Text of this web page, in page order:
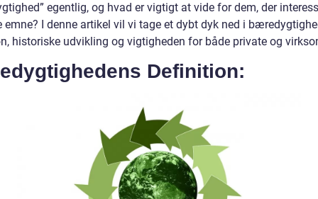
egentlig, og hvad er vigtigt at vide for dem, der
emne? I denne artikel vil vi tage et dybt dyk ned i
historiske udvikling og vigtigheden for både private og
Definition: